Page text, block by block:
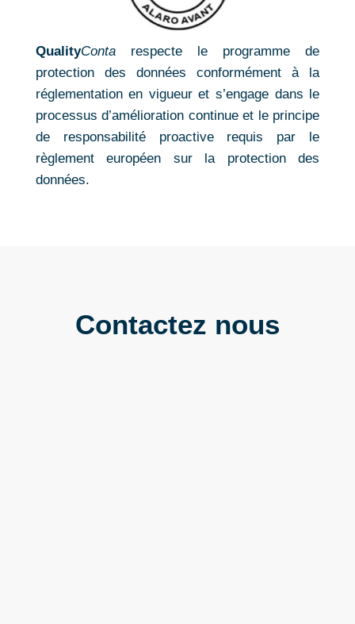
QualityContarespecte le programme de
protection des données conformément à la
réglementation en vigueur et s’engage dans le
processus d’amélioration continue et le principe
de responsabilité proactive requis par le
règlement européen sur la protection des
données.
Contactez nous